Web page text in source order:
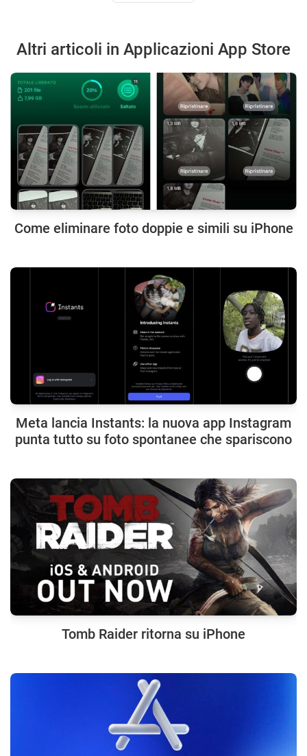
Altri articoli in Applicazioni App Store
Come eliminare foto doppie e simili su iPhone
Meta lancia Instants: la nuova app Instagram
punta tutto su foto spontanee che spariscono
Tomb Raider ritorna su iPhone